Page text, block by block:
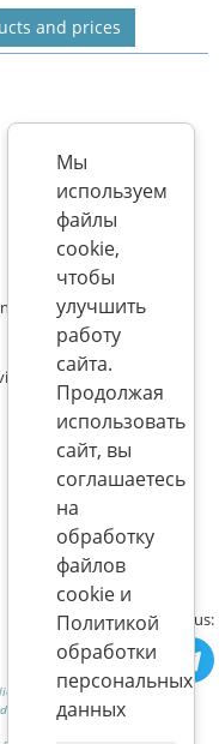
and prices
8, p. 10
(ICS)
Join us:
are
Мы
используем
файлы
cookie,
чтобы
улучшить
работу
сайта.
Продолжая
использовать
сайт, вы
соглашаетесь
на
обработку
файлов
cookie и
Политикой
обработки
персональных
данных